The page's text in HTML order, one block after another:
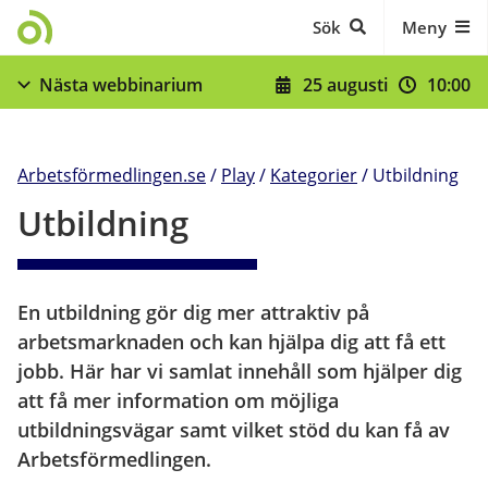
Gå till innehåll
Sök Meny
Nästa webbinarium 25 augusti
10:00
Visa fler
Arbetsförmedlingen.se/ Play/ Kategorier/ Utbildning
Utbildning
En utbildning gör dig mer attraktiv på
arbetsmarknaden och kan hjälpa dig att få ett
jobb. Här har vi samlat innehåll som hjälper dig
att få mer information om möjliga
utbildningsvägar samt vilket stöd du kan få av
Arbetsförmedlingen.